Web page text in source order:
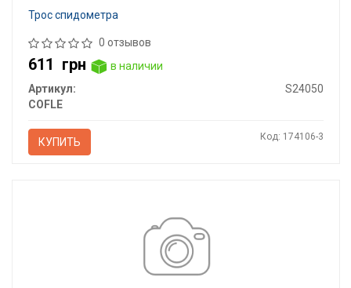
Трос спидометра
0 отзывов
611 грн
в наличии
Артикул:
S24050
COFLE
КУПИТЬ Код: 174106-3